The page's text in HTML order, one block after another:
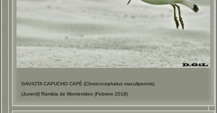
GAVIOTA CAPUCHO CAFÉ (Chroicocephalus maculipennis)
(Juvenil) Rambla de Montevideo (Febrero 2018)